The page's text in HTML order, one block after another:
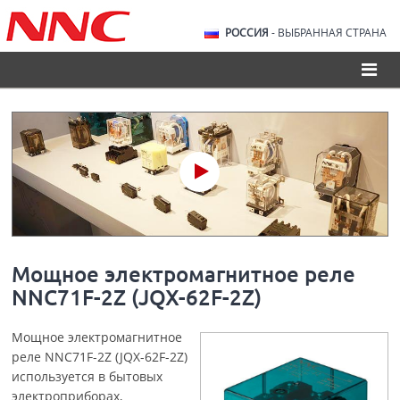
РОССИЯ - ВЫБРАННАЯ СТРАНА
Мощное электромагнитное реле
NNC71F-2Z (JQX-62F-2Z)
Мощное электромагнитное
реле NNC71F-2Z (JQX-62F-2Z)
используется в бытовых
электроприборах,